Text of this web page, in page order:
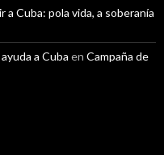
a Cuba: pola vida, a soberanía
a Cuba en Campaña de